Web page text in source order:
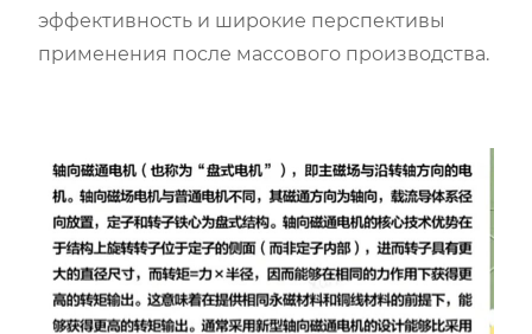
эффективность и широкие перспективы
применения после массового производства.